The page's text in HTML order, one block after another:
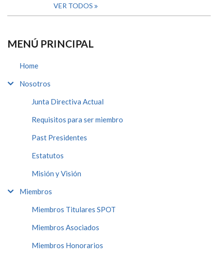
VER TODOS
MENÚ PRINCIPAL
Home
Nosotros
Junta Directiva Actual
Requisitos para ser miembro
Past Presidentes
Estatutos
Misión y Visión
Miembros
Miembros Titulares SPOT
Miembros Asociados
Miembros Honorarios